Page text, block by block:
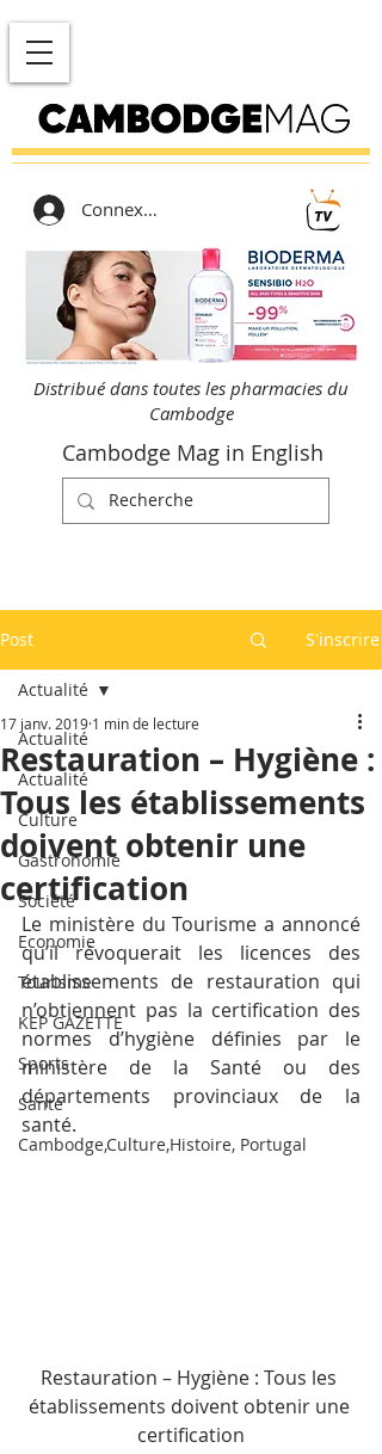
Connexion
Distribué dans toutes les pharmacies du
Cambodge
Cambodge Mag in English
Post S'inscrire
Actualité
Actualité
Culture
Gastronomie
Société
Economie
Tourisme
KEP GAZETTE
Sports
Santé
Cambodge,Culture,Histoire, Portugal
Actualité
Restauration – Hygiène :
Tous les établissements
doivent obtenir une
certification
17 janv. 2019 1 min de lecture
Le ministère du Tourisme a annoncé
qu’il révoquerait les licences des
établissements de restauration qui
n’obtiennent pas la certification des
normes d’hygiène définies par le
ministère de la Santé ou des
départements provinciaux de la
santé.
Restauration – Hygiène : Tous les
établissements doivent obtenir une
certification